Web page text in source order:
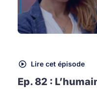
Lire cet épisode
Ep. 82 :